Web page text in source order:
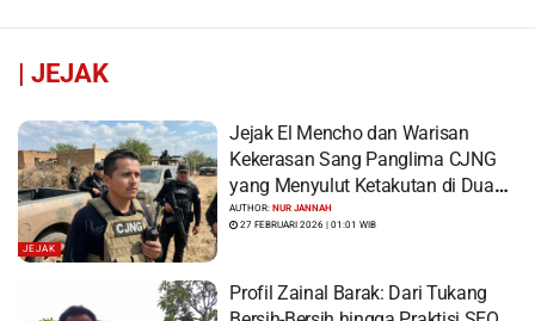
| JEJAK
JEJAK
Jejak El Mencho dan Warisan
Kekerasan Sang Panglima CJNG
yang Menyulut Ketakutan di Dua
Benua
AUTHOR:NUR JANNAH
27 FEBRUARI 2026 | 01:01 WIB
Profil Zainal Barak: Dari Tukang